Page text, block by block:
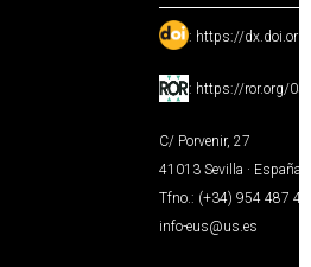
: https://
: https://ror.org/
C/ Porvenir, 27
41013 Sevilla · España
Tfno.: (+34) 954 487
info-eus@us.es